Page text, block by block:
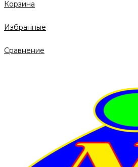
Корзина
Избранные
Сравнение